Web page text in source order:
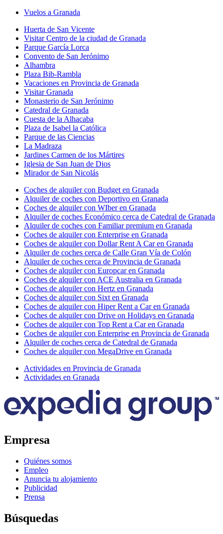
Vuelos a Granada
Huerta de San Vicente
Visitar Centro de la ciudad de Granada
Parque García Lorca
Convento de San Jerónimo
Alhambra
Plaza Bib-Rambla
Vacaciones en Provincia de Granada
Visitar Granada
Monasterio de San Jerónimo
Catedral de Granada
Cuesta de la Alhacaba
Plaza de Isabel la Católica
Parque de las Ciencias
La Madraza
Jardines Carmen de los Mártires
Iglesia de San Juan de Dios
Mirador de San Nicolás
Coches de alquiler con Budget en Granada
Alquiler de coches con Deportivo en Granada
Coches de alquiler con WIber en Granada
Alquiler de coches Económico cerca de Catedral de Granada
Alquiler de coches con Familiar premium en Granada
Coches de alquiler con Enterprise en Granada
Coches de alquiler con Dollar Rent A Car en Granada
Alquiler de coches cerca de Calle Gran Vía de Colón
Alquiler de coches cerca de Provincia de Granada
Coches de alquiler con Europcar en Granada
Coches de alquiler con ACE Australia en Granada
Coches de alquiler con Hertz en Granada
Coches de alquiler con Sixt en Granada
Coches de alquiler con Hiper Rent a Car en Granada
Coches de alquiler con Drive on Holidays en Granada
Coches de alquiler con Top Rent a Car en Granada
Coches de alquiler con Enterprise en Provincia de Granada
Alquiler de coches cerca de Catedral de Granada
Coches de alquiler con MegaDrive en Granada
Actividades en Provincia de Granada
Actividades en Granada
Empresa
Quiénes somos
Empleo
Anuncia tu alojamiento
Publicidad
Prensa
Búsquedas